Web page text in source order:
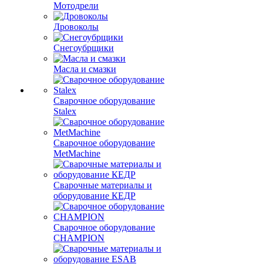
Мотодрели
Дровоколы
Снегоубрщики
Масла и смазки
Сварочное оборудование
Stalex
Сварочное оборудование
MetMachine
Сварочные материалы и
оборудование КЕДР
Сварочное оборудование
CHAMPION